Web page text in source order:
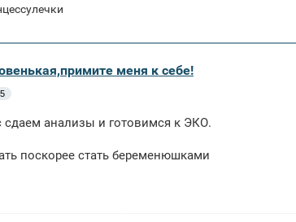
меня к себе!
сдаем анализы и готовимся к ЭКО.
поскорее стать беременюшками